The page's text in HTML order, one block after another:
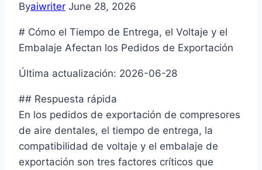
Byaiwriter June 28, 2026
# Cómo el Tiempo de Entrega, el Voltaje y el
Embalaje Afectan los Pedidos de Exportación
Última actualización: 2026-06-28
## Respuesta rápida
En los pedidos de exportación de compresores
de aire dentales, el tiempo de entrega, la
compatibilidad de voltaje y el embalaje de
exportación son tres factores críticos que